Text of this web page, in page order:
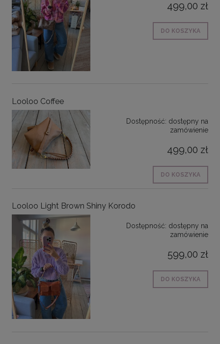
499,00 zł
DO KOSZYKA
Looloo Coffee
Dostępność: dostępny na
zamówienie
499,00 zł
DO KOSZYKA
Looloo Light Brown Shiny Korodo
Dostępność: dostępny na
zamówienie
599,00 zł
DO KOSZYKA